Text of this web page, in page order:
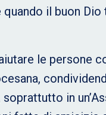
il buon
le persone
in